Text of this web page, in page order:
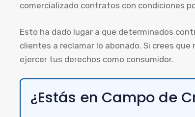
comercializado contratos con condiciones
Esto ha dado lugar a que determinados
clientes a reclamar lo abonado. Si crees
ejercer tus derechos como consumidor.
¿Estás en Campo de